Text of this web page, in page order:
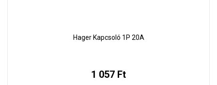
Hager Kapcsoló 1P 20A
1 057 Ft